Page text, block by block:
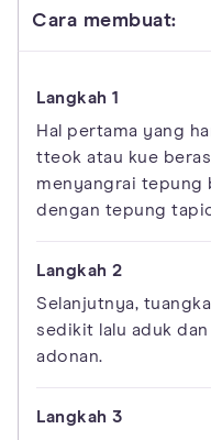
Cara membuat:
Hal pertama yang
tteok atau kue
menyangrai tepung
dengan tepung
Selanjutnya,
sedikit lalu aduk
adonan.